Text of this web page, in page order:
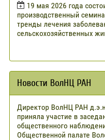
19 мая 2026 года
производственный
тренды лечения
сельскохозяйственных
Новости ВолНЦ РАН
Директор ВолНЦ РАН
приняла участие в
общественного
Общественной палате